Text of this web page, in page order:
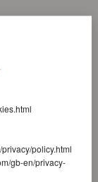
policy.html
gb-en/privacy-